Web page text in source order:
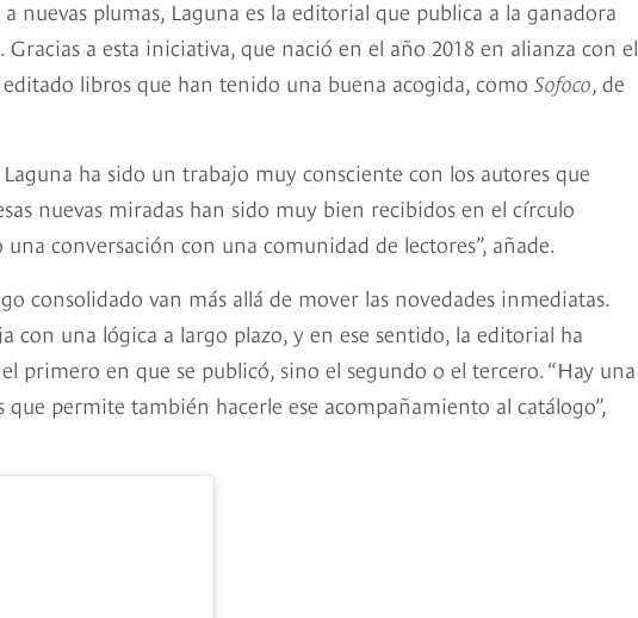
nuevas plumas, Laguna es la editorial que publica a la ganadora
a esta iniciativa, que nació en el año 2018 en alianza con el
libros que han tenido una buena acogida, como Sofoco , de
ha sido un trabajo muy consciente con los autores que
nuevas miradas han sido muy bien recibidos en el círculo
conversación con una comunidad de lectores”, añade.
consolidado van más allá de mover las novedades inmediatas.
con una lógica a largo plazo, y en ese sentido, la editorial ha
primero en que se publicó, sino el segundo o el tercero. “Hay una
permite también hacerle ese acompañamiento al catálogo”,